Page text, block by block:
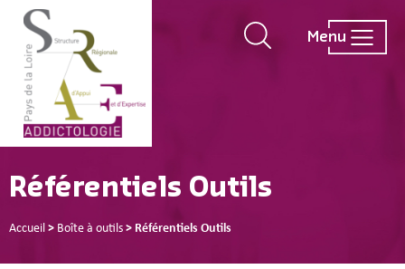
Menu
Référentiels Outils
Accueil > Boîte à outils > Référentiels Outils